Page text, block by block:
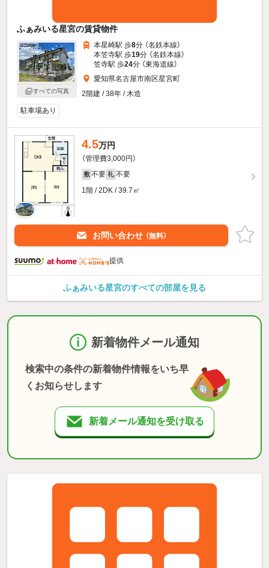
ふぁみいる星宮の賃貸物件
すべての写真
本星崎駅 歩8分 （名鉄本線）
本笠寺駅 歩19分 （名鉄本線）
笠寺駅 歩24分 （東海道線）
愛知県名古屋市南区星宮町
2階建 / 38年 / 木造
駐車場あり
4.5万円
（管理費3,000円）
敷 不要 礼 不要
1階 / 2DK / 39.7㎡
お問い合わせ （無料）
提供
ふぁみいる星宮のすべての部屋を見る
新着物件メール通知
検索中の条件の新着物件情報をいち早
くお知らせします
新着メール通知を受け取る